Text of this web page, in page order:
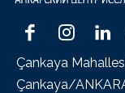
Çankaya
Çankaya/